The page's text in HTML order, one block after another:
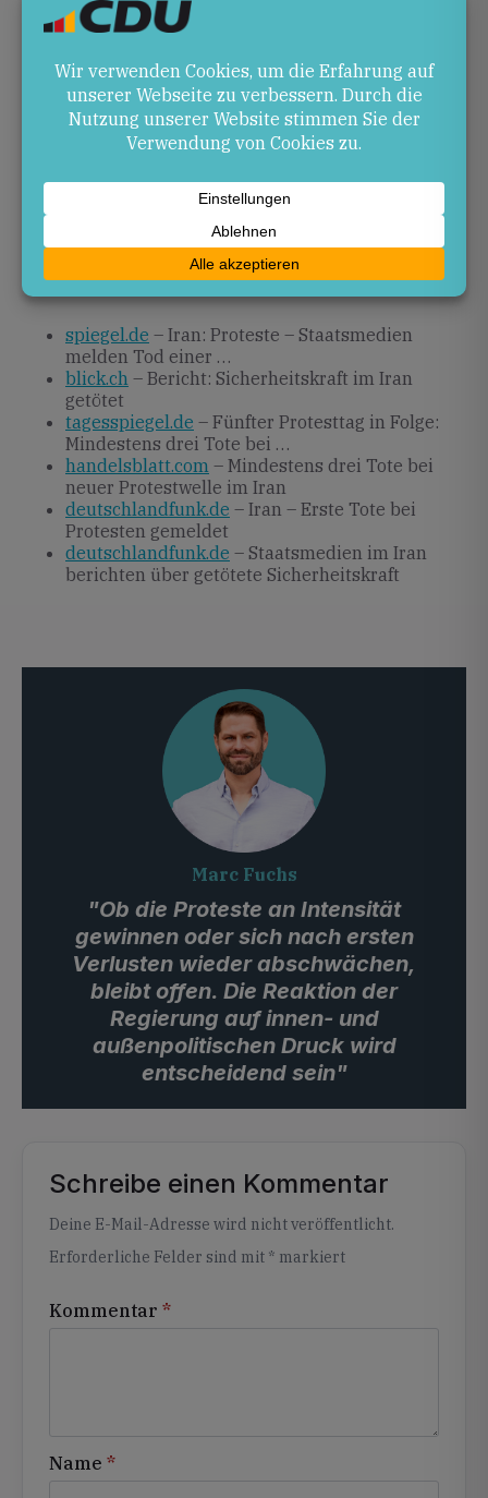
Ausblick
Ob die Proteste an Intensität gewinnen oder sich
nach ersten Verlusten wieder abschwächen, bleibt
offen. Die Reaktion der Regierung auf innen- und
außenpolitischen Druck wird entscheidend sein.
Beobachter erwarten weitere Meldungen über
Demonstrationen und mögliche Gegenmaßnahmen
der Sicherheitskräfte.
Quellen
spiegel.de – Iran: Proteste – Staatsmedien
melden Tod einer …
blick.ch – Bericht: Sicherheitskraft im Iran
getötet
tagesspiegel.de – Fünfter Protesttag in Folge:
Mindestens drei Tote bei …
handelsblatt.com – Mindestens drei Tote bei
neuer Protestwelle im Iran
deutschlandfunk.de – Iran – Erste Tote bei
Protesten gemeldet
deutschlandfunk.de – Staatsmedien im Iran
berichten über getötete Sicherheitskraft
Marc Fuchs
"Ob die Proteste an Intensität
gewinnen oder sich nach ersten
Verlusten wieder abschwächen,
bleibt offen. Die Reaktion der
Regierung auf innen- und
außenpolitischen Druck wird
entscheidend sein"
Schreibe einen Kommentar
Deine E-Mail-Adresse wird nicht veröffentlicht.
Erforderliche Felder sind mit * markiert
Kommentar *
Name *
Alternative: